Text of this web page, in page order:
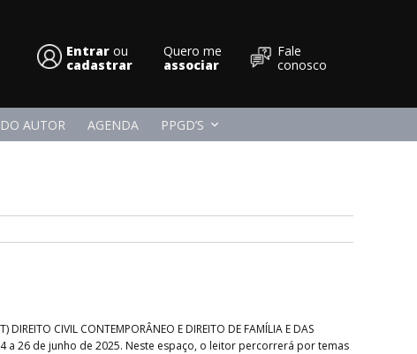
Conpedi
Entrar ou
cadastrar
Quero me
associar
Fale
conosco
AUTOR AGENDA PPGD’S
CIVIL CONTEMPORÂNEO E DIREITO DE FAMÍLIA E DAS
a 26 de junho de 2025. Neste espaço, o leitor percorrerá por temas